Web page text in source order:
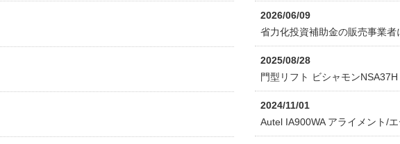
2026/06/09
省力化投資補助金の販売事業者
2025/08/28
門型リフト ビシャモン
2024/11/01
Autel IA900WA アライメント/